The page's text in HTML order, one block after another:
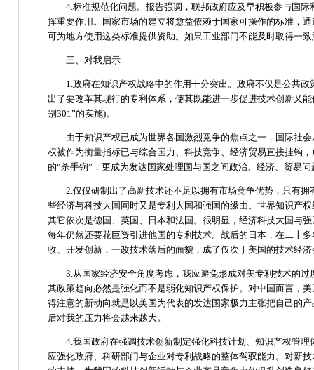
4.标准规范化问题。报告强调，联邦政府应及早积极参与国际
挥重要作用。国家市场的建立将愈益依赖于国家可操作的标准，
可为地方使用这类标准提供资助。如果工业部门不能及时取得一
三、对我启示
1.政府在知识产权战略中的作用十分突出。政府不仅是公共政
出了要改革其现行的专利体系，使其既能进一步促进技术创新又
别301”的实施)。
由于知识产权已成为世界各国激烈竞争的焦点之一，国际社会
权被作为衡量指标已与综合国力、科技竞争、经济贸易直接挂钩
的“杀手锏”，更成为发达国家处理国与国之间政治、经济、贸易
2.仅仅研制出了高新技术还不足以拥有市场竞争优势，只有拥
些经济与科技大国同时又是专利大国和强国的缘由。世界知识产
其它依次是德国、英国、日本和法国。很明显，经济科技大国与
每年仍然还要花巨资引进他国的专利技术。战后的日本，在二十
收、开发创新，一改技术落后的面貌，成了仅次于美国的技术经济
3.从国家经济安全角度考虑，我应避免形成对美专利技术的过
其政策趋向必然是强化而不是弱化知识产权保护。对中国而言，
得注意的新动向就是以美国为代表的发达国家极力主张把自己的
后对我的压力将会越来越大。
4.我国政府在强调技术创新制定强化科技计划、知识产权管理
应强化政府、科研部门与企业对专利战略的整体驾驭能力。对新